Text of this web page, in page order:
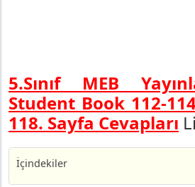
5.Sınıf MEB
Student Book 112-
118. Sayfa Cevapları
İçindekiler